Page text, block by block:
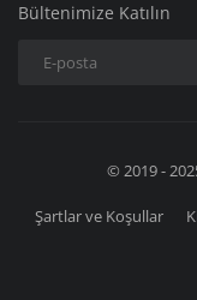
Bültenimize Katılın
© 2019 -
Şartlar ve Koşullar